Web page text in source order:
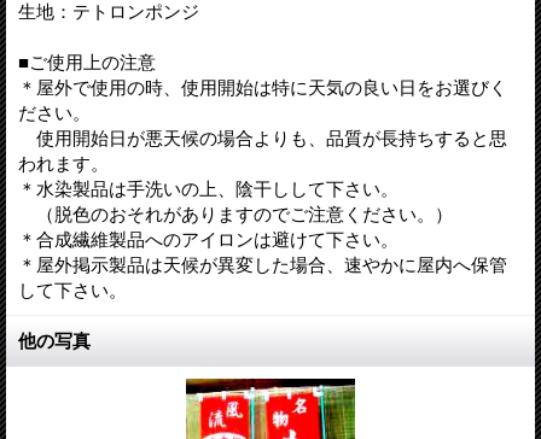
生地：テトロンポンジ
■ご使用上の注意
＊屋外で使用の時、使用開始は特に天気の良い日をお選びく
ださい。
使用開始日が悪天候の場合よりも、品質が長持ちすると思
われます。
＊水染製品は手洗いの上、陰干しして下さい。
（脱色のおそれがありますのでご注意ください。）
＊合成繊維製品へのアイロンは避けて下さい。
＊屋外掲示製品は天候が異変した場合、速やかに屋内へ保管
して下さい。
他の写真